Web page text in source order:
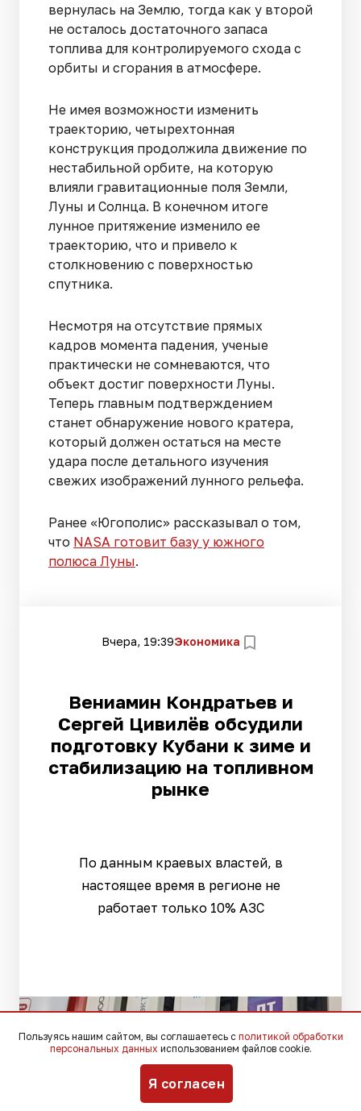
вернулась на Землю, тогда как у второй
не осталось достаточного запаса
топлива для контролируемого схода с
орбиты и сгорания в атмосфере.
Не имея возможности изменить
траекторию, четырехтонная
конструкция продолжила движение по
нестабильной орбите, на которую
влияли гравитационные поля Земли,
Луны и Солнца. В конечном итоге
лунное притяжение изменило ее
траекторию, что и привело к
столкновению с поверхностью
спутника.
Несмотря на отсутствие прямых
кадров момента падения, ученые
практически не сомневаются, что
объект достиг поверхности Луны.
Теперь главным подтверждением
станет обнаружение нового кратера,
который должен остаться на месте
удара после детального изучения
свежих изображений лунного рельефа.
Ранее «Югополис» рассказывал о том,
что NASA готовит базу у южного
полюса Луны.
Вчера, 19:39Экономика
Вениамин Кондратьев и
Сергей Цивилёв обсудили
подготовку Кубани к зиме и
стабилизацию на топливном
рынке
По данным краевых властей, в
настоящее время в регионе не
работает только 10% АЗС
Пользуясь нашим сайтом, вы соглашаетесь с политикой обработки
персональных данных использованием файлов cookie.
Я согласен